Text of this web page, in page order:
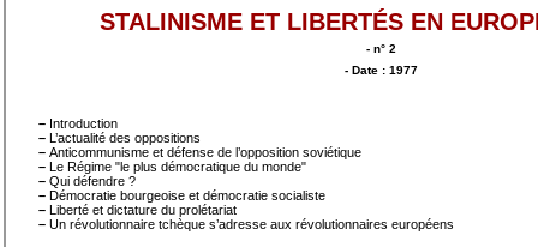
STALINISME ET LIBERTÉS EN
- n° 2
- Date : 1977
– Introduction
– L’actualité des oppositions
– Anticommunisme et défense de l’opposition soviétique
– Le Régime "le plus démocratique du monde"
– Qui défendre ?
– Démocratie bourgeoise et démocratie socialiste
– Liberté et dictature du prolétariat
– Un révolutionnaire tchèque s’adresse aux révolutionnaires européens